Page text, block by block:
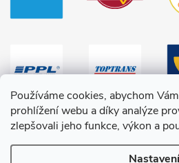
Používáme cookies, abychom
prohlížení webu a díky analýze
zlepšovali jeho funkce, výkon a
Nastavení